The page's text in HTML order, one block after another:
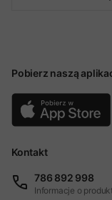
Pobierz naszą
Kontakt
786 892 998
Informacje o